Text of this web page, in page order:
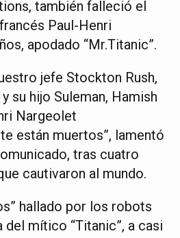
también falleció el
Paul-Henri
apodado “Mr.Titanic”.
jefe Stockton Rush,
su hijo Suleman, Hamish
Nargeolet
están muertos”, lamentó
tras cuatro
cautivaron al mundo.
hallado por los robots
del mítico “Titanic”, a casi